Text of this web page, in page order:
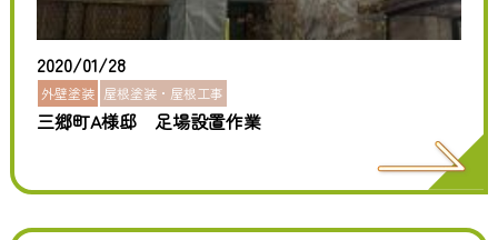
2020/01/28
外壁塗装 屋根塗装・屋根工事
三郷町A様邸 足場設置作業